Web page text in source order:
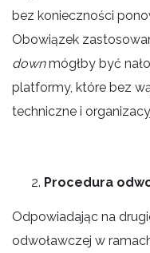
bez konieczności
Obowiązek
downmógłby być
platformy, które bez
techniczne i
Procedura
Odpowiadając na
odwoławczej w